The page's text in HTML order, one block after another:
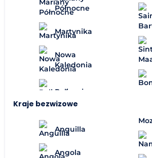
Północne
Martynika
Nowa
Kaledonia
Kraje bezwizowe
Anguilla
Angola